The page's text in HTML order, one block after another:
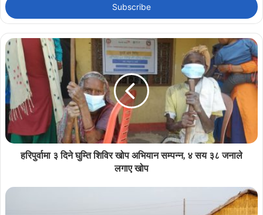
address
हरिपुर्वामा ३ दिने घुम्ति शिविर खोप अभियान सम्पन्न, ४ सय ३८ जनाले
लगाए खोप